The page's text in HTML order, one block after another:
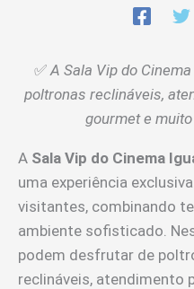
✅ A Sala Vip do
poltronas reclináveis,
gourmet e
A Sala Vip do Cinema
uma experiência
visitantes, combinando
ambiente sofisticado.
podem desfrutar de
reclináveis, atendimento